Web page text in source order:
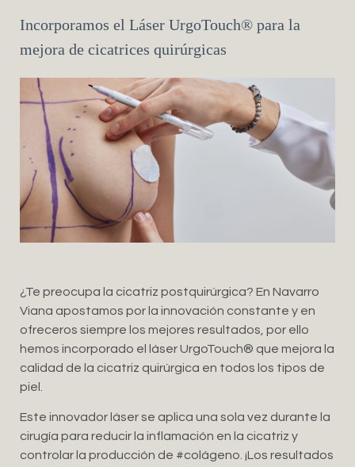
Incorporamos el Láser UrgoTouch®️ para la
mejora de cicatrices quirúrgicas
¿Te preocupa la cicatriz postquirúrgica? En Navarro
Viana apostamos por la innovación constante y en
ofreceros siempre los mejores resultados, por ello
hemos incorporado el láser UrgoTouch®️ que mejora la
calidad de la cicatriz quirúrgica en todos los tipos de
piel.
Este innovador láser se aplica una sola vez durante la
cirugía para reducir la inflamación en la cicatriz y
controlar la producción de #colágeno. ¡Los resultados